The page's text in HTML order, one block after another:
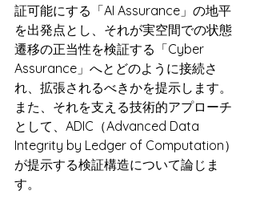
証可能にする「AI Assurance」の地平
を出発点とし、それが実空間での状態
遷移の正当性を検証する「Cyber
Assurance」へとどのように接続さ
れ、拡張されるべきかを提示します。
また、それを支える技術的アプローチ
として、ADIC（Advanced Data
Integrity by Ledger of Computation）
が提示する検証構造について論じま
す。